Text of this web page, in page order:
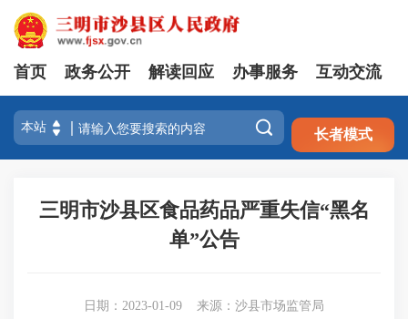
注册 登录
首页 政务公开 解读回应 办事服务 互动交流
 长者模式
三明市沙县区食品药品严重失信“黑名
单”公告
日期：2023-01-09 来源：沙县市场监管局